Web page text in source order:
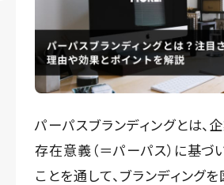
パーパスブランディングとは、
存在意義（＝パーパス）に基づ
ことを通して、ブランディング